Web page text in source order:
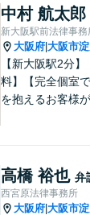
据えた解決を目指
【メール・電話
三国駅4分】
中村 航太郎
新大阪駅前法律事務
大阪府 大阪市
【新大阪駅2分
料】【完全個室
を抱えるお客様
なく、事実と法律
本的な解決を導く
士の役割だと考
高橋 裕也 弁
西宮原法律事務所
大阪府 大阪市